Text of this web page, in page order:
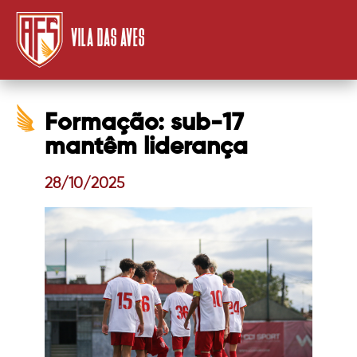
VILA DAS AVES
Formação: sub-17
mantêm liderança
28/10/2025